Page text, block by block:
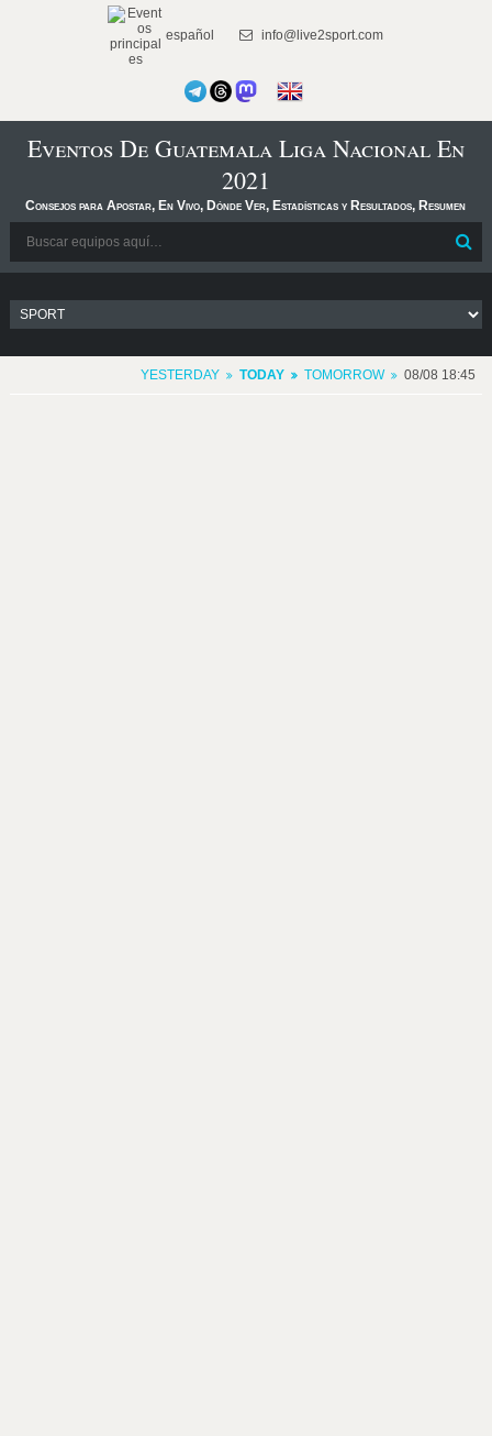
español info@live2sport.com
Eventos De Guatemala Liga Nacional En
2021
Consejos para Apostar, En Vivo, Dónde Ver, Estadísticas y Resultados, Resumen
YESTERDAY TODAY TOMORROW 08/08 18:45